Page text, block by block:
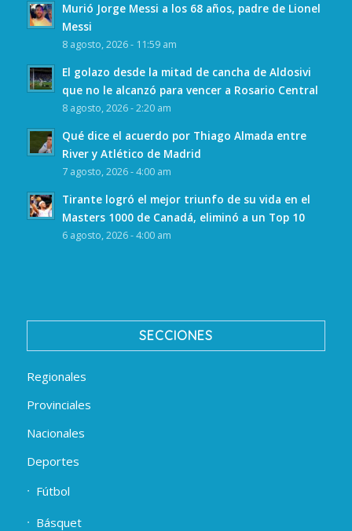
Murió Jorge Messi a los 68 años, padre de Lionel
Messi
8 agosto, 2026 - 11:59 am
El golazo desde la mitad de cancha de Aldosivi
que no le alcanzó para vencer a Rosario Central
8 agosto, 2026 - 2:20 am
Qué dice el acuerdo por Thiago Almada entre
River y Atlético de Madrid
7 agosto, 2026 - 4:00 am
Tirante logró el mejor triunfo de su vida en el
Masters 1000 de Canadá, eliminó a un Top 10
6 agosto, 2026 - 4:00 am
SECCIONES
Regionales
Provinciales
Nacionales
Deportes
Fútbol
Básquet